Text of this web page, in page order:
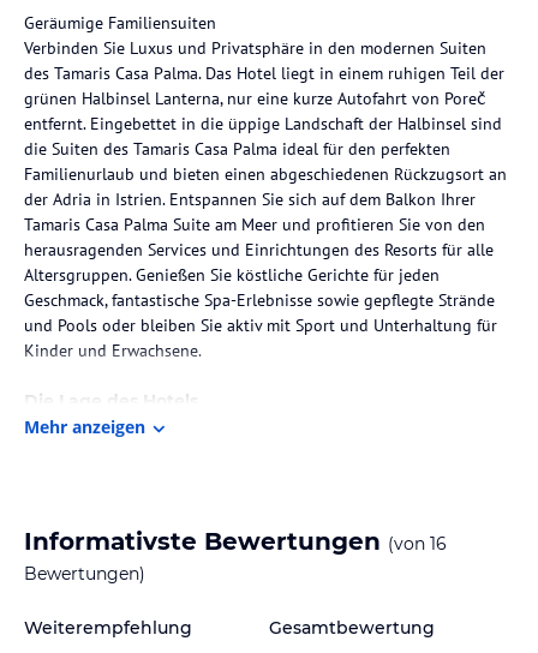
Geräumige Familiensuiten
Verbinden Sie Luxus und Privatsphäre in den modernen Suiten
des Tamaris Casa Palma. Das Hotel liegt in einem ruhigen Teil der
grünen Halbinsel Lanterna, nur eine kurze Autofahrt von Poreč
entfernt. Eingebettet in die üppige Landschaft der Halbinsel sind
die Suiten des Tamaris Casa Palma ideal für den perfekten
Familienurlaub und bieten einen abgeschiedenen Rückzugsort an
der Adria in Istrien. Entspannen Sie sich auf dem Balkon Ihrer
Tamaris Casa Palma Suite am Meer und profitieren Sie von den
herausragenden Services und Einrichtungen des Resorts für alle
Altersgruppen. Genießen Sie köstliche Gerichte für jeden
Geschmack, fantastische Spa-Erlebnisse sowie gepflegte Strände
und Pools oder bleiben Sie aktiv mit Sport und Unterhaltung für
Kinder und Erwachsene.
Die Lage des Hotels
Ob Familienurlaub oder Aktivurlaub, Langeweile ist in der
Events machen Porec zu einem Reiseziel, das für jede Art von
Urlaub etwas zu bieten hat.
kristallklare Wasser der Adria sowie die zahlreichen Inseln gelten
Mehr anzeigen
Informativste Bewertungen (von 16
Bewertungen)
Weiterempfehlung Gesamtbewertung